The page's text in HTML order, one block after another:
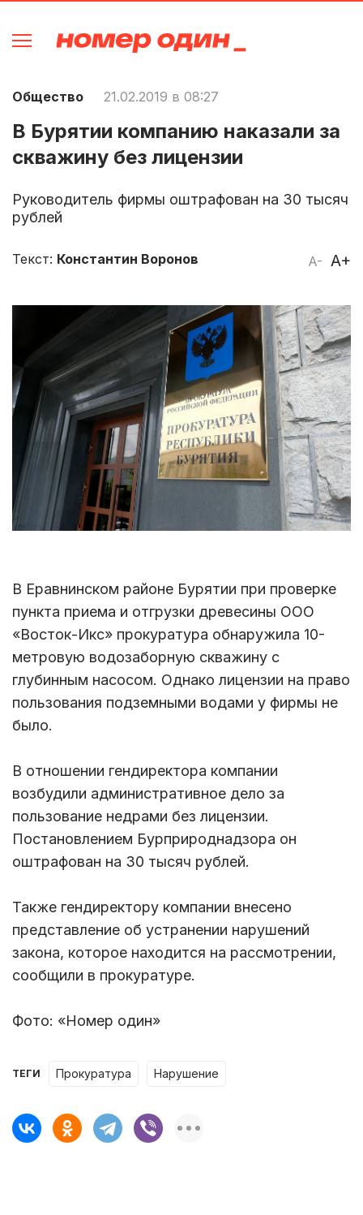
Общество 21.02.2019 в 08:27
В Бурятии компанию наказали за
скважину без лицензии
Руководитель фирмы оштрафован на 30 тысяч
рублей
A- A+
Текст: Константин Воронов
В Еравнинском районе Бурятии при проверке
пункта приема и отгрузки древесины ООО
«Восток-Икс» прокуратура обнаружила 10-
метровую водозаборную скважину с
глубинным насосом. Однако лицензии на право
пользования подземными водами у фирмы не
было.
В отношении гендиректора компании
возбудили административное дело за
пользование недрами без лицензии.
Постановлением Бурприроднадзора он
оштрафован на 30 тысяч рублей.
Также гендиректору компании внесено
представление об устранении нарушений
закона, которое находится на рассмотрении,
сообщили в прокуратуре.
Фото: «Номер один»
ТЕГИ прокуратура нарушение